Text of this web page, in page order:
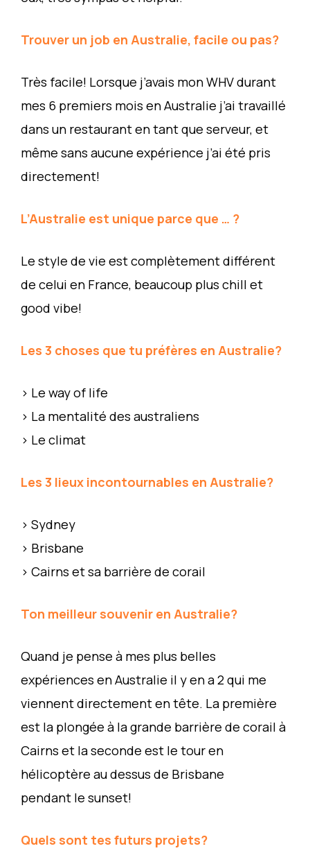
Trouver un job en Australie, facile ou pas?
Très facile! Lorsque j’avais mon WHV durant
mes 6 premiers mois en Australie j’ai travaillé
dans un restaurant en tant que serveur, et
même sans aucune expérience j’ai été pris
directement!
L’Australie est unique parce que … ?
Le style de vie est complètement différent
de celui en France, beaucoup plus chill et
good vibe!
Les 3 choses que tu préfères en Australie?
> Le way of life
> La mentalité des australiens
> Le climat
Les 3 lieux incontournables en Australie?
> Sydney
> Brisbane
> Cairns et sa barrière de corail
Ton meilleur souvenir en Australie?
Quand je pense à mes plus belles
expériences en Australie il y en a 2 qui me
viennent directement en tête. La première
est la plongée à la grande barrière de corail à
Cairns et la seconde est le tour en
hélicoptère au dessus de Brisbane
pendant le sunset!
Quels sont tes futurs projets?